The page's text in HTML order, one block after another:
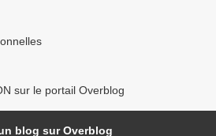
sur le portail Overblog
blog sur Overblog